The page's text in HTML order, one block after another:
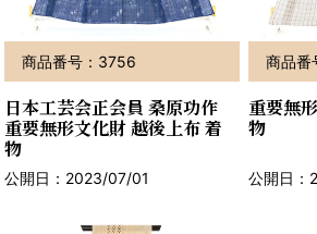
商品番号：3756
日本工芸会正会員 桑原功作
重要無形文化財 越後上布 着
物
公開日：2023/07/01
商品番
重要無
物
公開日